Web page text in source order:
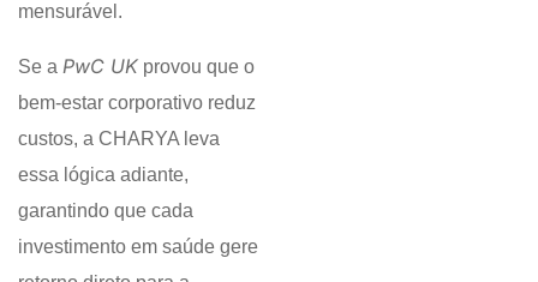
mensurável.
Se a PwC UK provou que o
bem-estar corporativo reduz
custos, a CHARYA leva
essa lógica adiante,
garantindo que cada
investimento em saúde gere